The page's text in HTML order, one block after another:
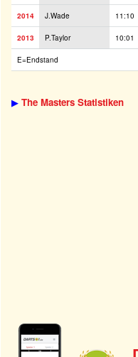
2014 J.Wade 11:10
2013 P.Taylor 10:01
E=Endstand
▶ The Masters Statistiken